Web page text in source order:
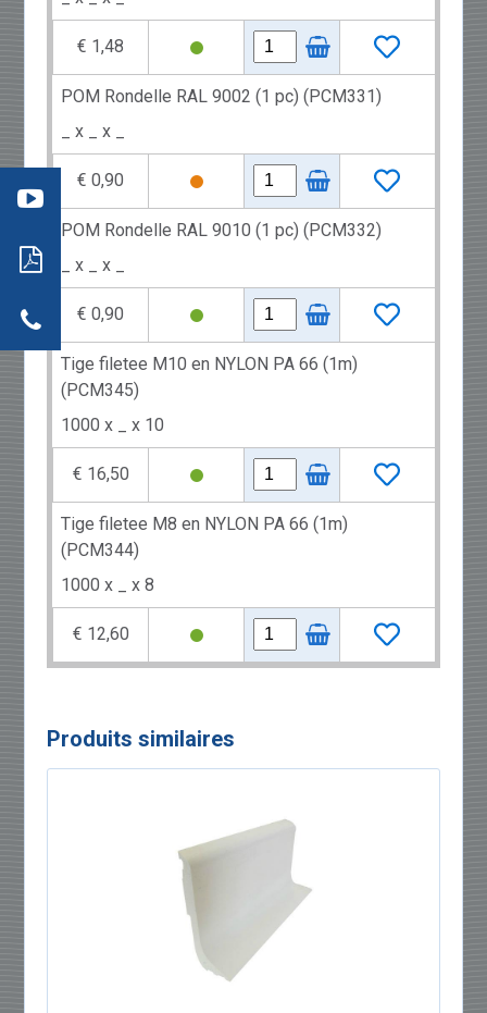
€ 1,48
POM Rondelle RAL 9002 (1 pc) (PCM331)
_ x _ x _
€ 0,90
POM Rondelle RAL 9010 (1 pc) (PCM332)
_ x _ x _
€ 0,90
Tige filetee M10 en NYLON PA 66 (1m)
(PCM345)
1000 x _ x 10
€ 16,50
Tige filetee M8 en NYLON PA 66 (1m)
(PCM344)
1000 x _ x 8
€ 12,60
Produits similaires
les